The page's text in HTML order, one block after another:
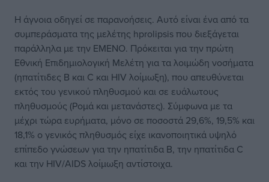
Η άγνοια οδηγεί σε παρανοήσεις. Αυτό είναι ένα από τα
συμπεράσματα της μελέτης hprolipsis που διεξάγεται
παράλληλα με την EMENO. Πρόκειται για την πρώτη
Εθνική Επιδημιολογική Μελέτη για τα λοιμώδη νοσήματα
(ηπατίτιδες Β και C και ΗΙV λοίμωξη), που απευθύνεται
εκτός του γενικού πληθυσμού και σε ευάλωτους
πληθυσμούς (Ρομά και μετανάστες). Σύμφωνα με τα
μέχρι τώρα ευρήματα, μόνο σε ποσοστά 29,6%, 19,5% και
18,1% ο γενικός πληθυσμός είχε ικανοποιητικά υψηλό
επίπεδο γνώσεων για την ηπατίτιδα Β, την ηπατίτιδα C
και την HIV/AIDS λοίμωξη αντίστοιχα.